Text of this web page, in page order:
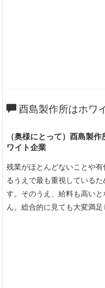
酉島製作所はホワ
（奥様にとって）酉島製
ワイト企業
残業がほとんどないことや
るうえで最も重視している
す。そのうえ、給料も高い
ん。総合的に見ても大変満足